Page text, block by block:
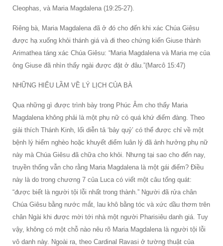
Cleophas, và Maria Magdalena (19:25-27).
Riêng bà, Maria Magdalena đã ở đó cho đến khi xác Chúa Giêsu
được hạ xuống khỏi thánh giá và đi theo chứng kiến Giuse thành
Arimathea táng xác Chúa Giêsu: “Maria Magdalena và Maria mẹ của
ông Giuse đã nhìn thấy ngài được đặt ở đâu.”(Marcô 15:47)
NHỮNG HIỂU LẦM VỀ LÝ LỊCH CỦA BÀ
Qua những gì được trình bày trong Phúc Âm cho thấy Maria
Magdalena không phải là một phụ nữ có quá khứ điếm đàng. Theo
giải thích Thánh Kinh, lối diễn tả ‘bảy quỷ’ có thể được chỉ về một
bệnh lý hiểm nghèo hoặc khuyết điểm luân lý đã ảnh hưởng phụ nữ
này mà Chúa Giêsu đã chữa cho khỏi. Nhưng tại sao cho đến nay,
truyền thống vẫn cho rằng Maria Magdalena là một gái điếm? Điều
này là do trong chương 7 của Luca có viết một câu tổng quát:
“được biết là người tội lỗi nhất trong thành.” Người đã rửa chân
Chúa Giêsu bằng nước mắt, lau khô bằng tóc và xức dầu thơm trên
chân Ngài khi được mời tới nhà một người Pharisiêu danh giá. Tuy
vậy, không có một chỗ nào nêu rõ Maria Magdalena là người tội lỗi
vô danh này. Ngoài ra, theo Cardinal Ravasi ở tường thuật của